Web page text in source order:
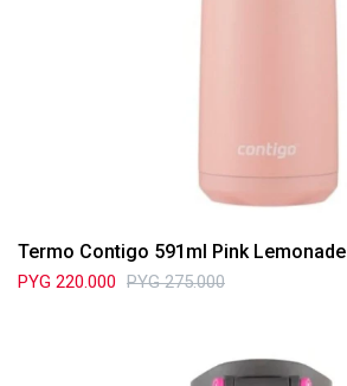
Termo Contigo 591ml Pink Lemonade
PYG 220.000 PYG 275.000